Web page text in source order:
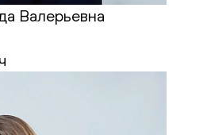
Валерьевна